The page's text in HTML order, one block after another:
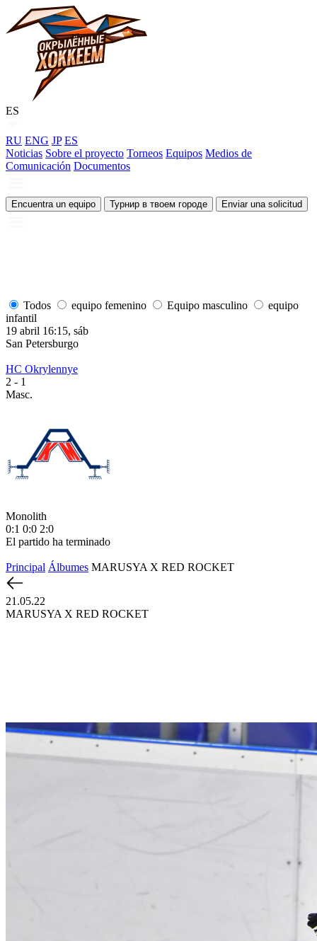
ES
RU ENG JP ES
Noticias Sobre el proyecto Torneos Equipos Medios de
Comunicación Documentos
Encuentra un equipo Турнир в твоем городе Enviar una solicitud
Todos equipo femenino Equipo masculino
equipo
infantil
19 abril 16:15, sáb
San Petersburgo
HC Okrylennye
2 - 1
Masc.
Monolith
0:1 0:0 2:0
El partido ha terminado
Principal Álbumes MARUSYA X RED ROCKET
21.05.22
MARUSYA X RED ROCKET